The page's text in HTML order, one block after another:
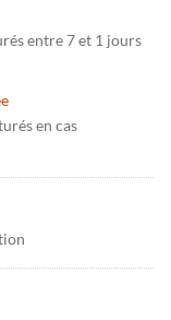
entre 7 et 1 jours
en cas